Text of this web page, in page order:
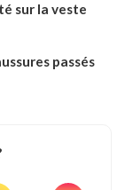
sur la veste
passés